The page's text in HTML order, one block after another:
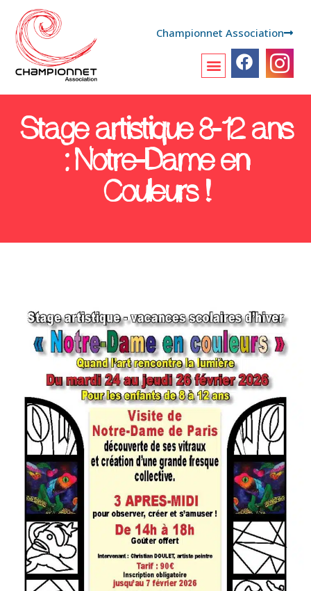
Championnet Association
Stage artistique 8-12 ans
: Notre-Dame en
Couleurs !